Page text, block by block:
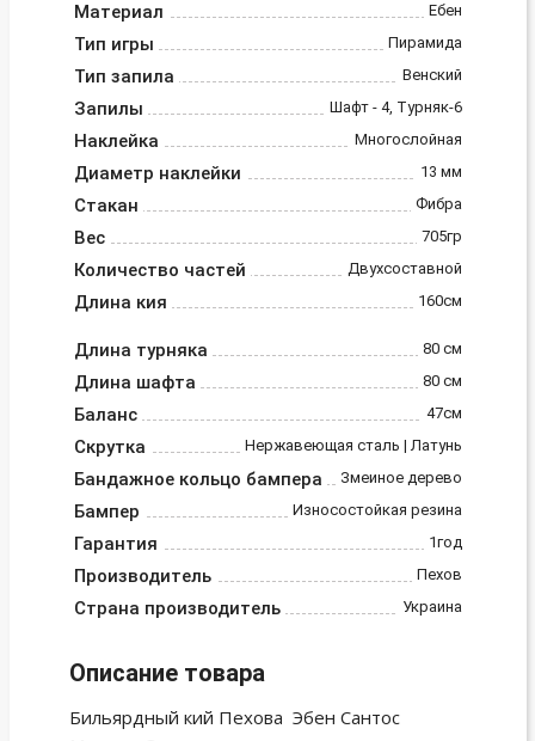
Материал Ебен
Тип игры Пирамида
Тип запила Венский
Запилы Шафт - 4, Турняк-6
Наклейка Многослойная
Диаметр наклейки 13 мм
Стакан Фибра
Вес 705гр
Количество частей Двухсоставной
Длина кия 160см
Длина турняка 80 см
Длина шафта 80 см
Баланс 47см
Скрутка Нержавеющая сталь | Латунь
Бандажное кольцо бампера Змеиное дерево
Бампер Износостойкая резина
Гарантия 1год
Производитель Пехов
Страна производитель Украина
Описание товара
Бильярдный кий Пехова Эбен Сантос